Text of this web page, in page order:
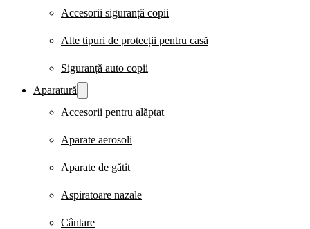
Accesorii siguranță copii
Alte tipuri de protecții pentru casă
Siguranță auto copii
Aparatură
Accesorii pentru alăptat
Aparate aerosoli
Aparate de gătit
Aspiratoare nazale
Cântare